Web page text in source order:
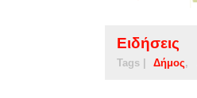
Ειδήσεις
Tags | Δήμος